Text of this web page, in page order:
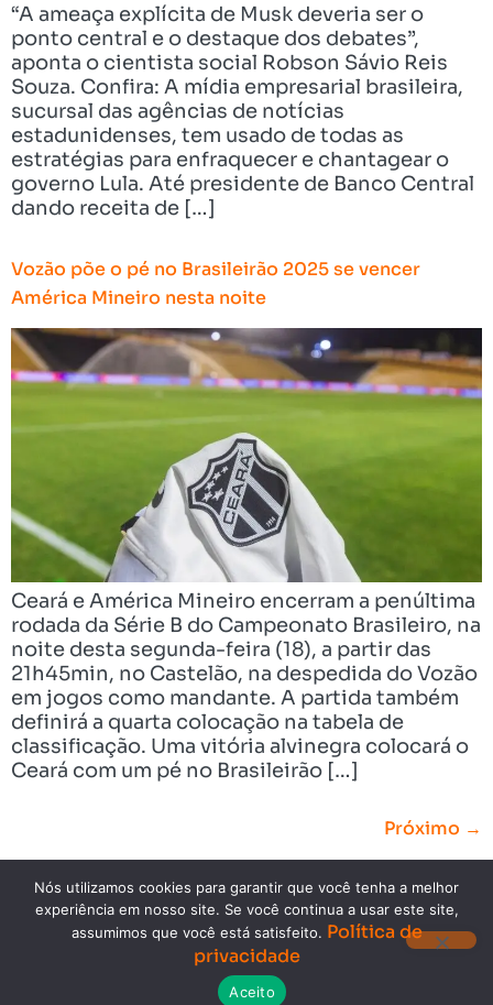
“A ameaça explícita de Musk deveria ser o
ponto central e o destaque dos debates”,
aponta o cientista social Robson Sávio Reis
Souza. Confira: A mídia empresarial brasileira,
sucursal das agências de notícias
estadunidenses, tem usado de todas as
estratégias para enfraquecer e chantagear o
governo Lula. Até presidente de Banco Central
dando receita de […]
Vozão põe o pé no Brasileirão 2025 se vencer
América Mineiro nesta noite
Ceará e América Mineiro encerram a penúltima
rodada da Série B do Campeonato Brasileiro, na
noite desta segunda-feira (18), a partir das
21h45min, no Castelão, na despedida do Vozão
em jogos como mandante. A partida também
definirá a quarta colocação na tabela de
classificação. Uma vitória alvinegra colocará o
Ceará com um pé no Brasileirão […]
Próximo →
Copyright © 2023. Todos os direitos reservados.
Nós utilizamos cookies para garantir que você tenha a melhor
experiência em nosso site. Se você continua a usar este site,
assumimos que você está satisfeito. Política de
privacidade
Aceito